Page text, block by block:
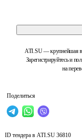
ATI.SU — крупнейшая в
Зарегистрируйтесь и
на
Поделиться
ID тендера в ATI.SU 36810